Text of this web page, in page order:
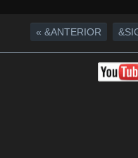
« &ANTERIOR